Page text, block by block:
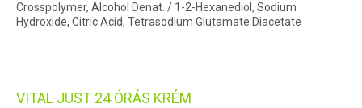
Crosspolymer, Alcohol Denat. / 1-2-Hexanediol, Sodium
Hydroxide, Citric Acid, Tetrasodium Glutamate Diacetate
VITAL JUST 24 ÓRÁS KRÉM